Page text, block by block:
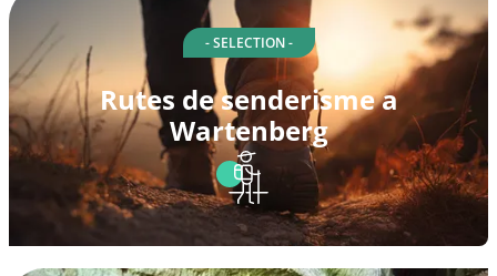
- SELECTION -
Rutes de senderisme a
Wartenberg